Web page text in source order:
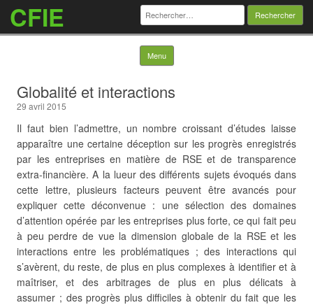
CFIE Rechercher :
Menu Skip to content
Globalité et interactions
29 avril 2015
Il faut bien l’admettre, un nombre croissant d’études laisse
apparaître une certaine déception sur les progrès enregistrés
par les entreprises en matière de RSE et de transparence
extra-financière. A la lueur des différents sujets évoqués dans
cette lettre, plusieurs facteurs peuvent être avancés pour
expliquer cette déconvenue : une sélection des domaines
d’attention opérée par les entreprises plus forte, ce qui fait peu
à peu perdre de vue la dimension globale de la RSE et les
interactions entre les problématiques ; des interactions qui
s’avèrent, du reste, de plus en plus complexes à identifier et à
maîtriser, et des arbitrages de plus en plus délicats à
assumer ; des progrès plus difficiles à obtenir du fait que les